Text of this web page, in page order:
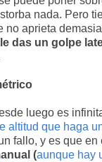
nada. Pero
no aprieta
das un golpe
luego es
altitud que haga
fallo, y es que en
(aunque hay